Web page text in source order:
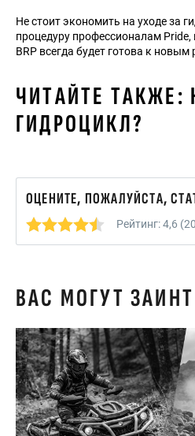
Не стоит экономить на уходе за
процедуру профессионалам Pride,
BRP всегда будет готова к новым
ЧИТАЙТЕ ТАКЖЕ:
ГИДРОЦИКЛ?
ОЦЕНИТЕ, ПОЖАЛУЙСТА,
Рейтинг: 4,6
ВАС МОГУТ